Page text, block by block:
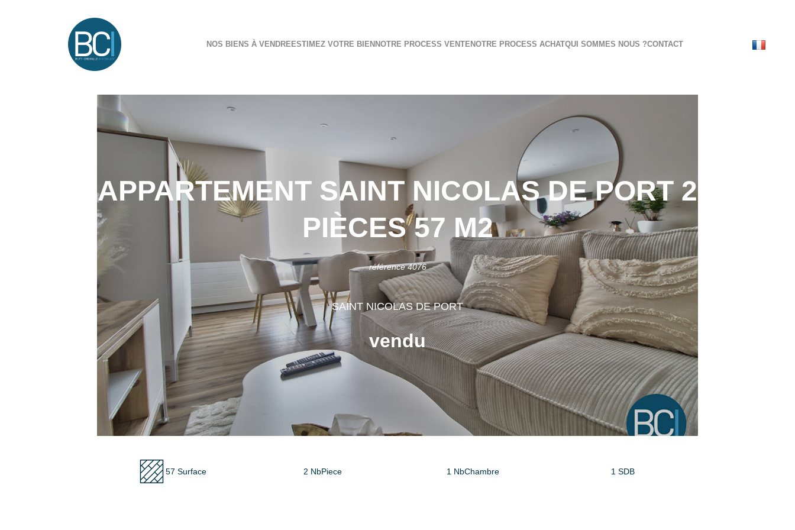
NOS BIENS À VENDREESTIMEZ VOTRE BIEN NOTRE PROCESS VENTENOTRE PROCESS ACHATQUI SOMMES NOUS ? CONTACT
APPARTEMENT SAINT NICOLAS DE PORT 2
PIÈCES 57 M2
référence 4076
SAINT NICOLAS DE PORT
vendu
57 Surface 2 NbPiece 1 NbChambre 1 SDB